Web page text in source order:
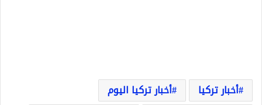
أخبار تركيا
أخبار تركيا اليوم